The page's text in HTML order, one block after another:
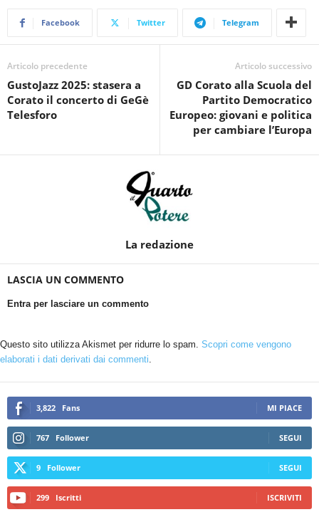
Facebook Twitter Telegram
Articolo precedente
GustoJazz 2025: stasera a
Corato il concerto di GeGè
Telesforo
Articolo successivo
GD Corato alla Scuola del
Partito Democratico
Europeo: giovani e politica
per cambiare l’Europa
La redazione
LASCIA UN COMMENTO
Entra per lasciare un commento
Questo sito utilizza Akismet per ridurre lo spam. Scopri come vengono
elaborati i dati derivati dai commenti
3,822 Fans MI PIACE
767 Follower SEGUI
9 Follower SEGUI
299 Iscritti ISCRIVITI